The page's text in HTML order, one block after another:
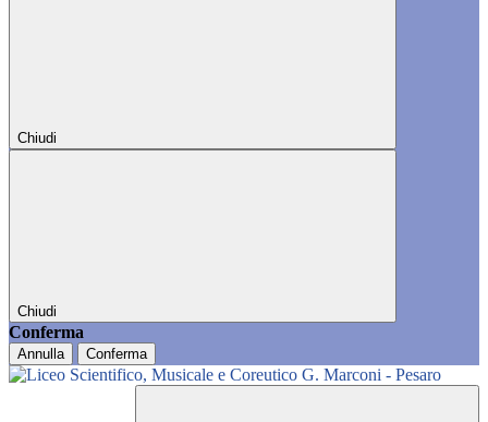
Chiudi
Chiudi
Conferma
Annulla Conferma